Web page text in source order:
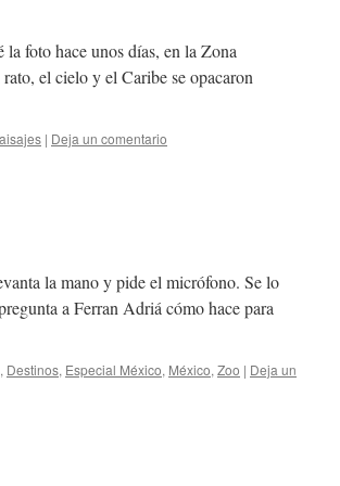
foto hace unos días, en la Zona
el cielo y el Caribe se opacaron
| Deja un comentario
la mano y pide el micrófono. Se lo
a Ferran Adriá cómo hace para
, Destinos, Especial México, México, Zoo | Deja un